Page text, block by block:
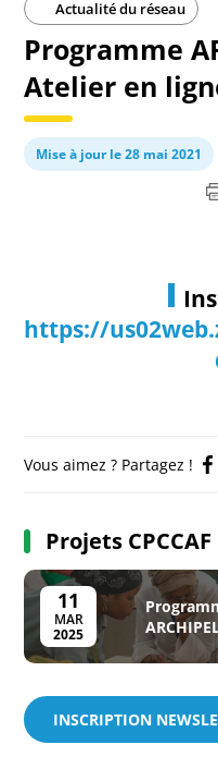
Actualité du réseau
Programme
Atelier en
Mise à jour le 28 mai 2021
https://
Vous aimez ? Partagez !
Projets CPCCAF
11
MAR
2025
INSCRIPTION